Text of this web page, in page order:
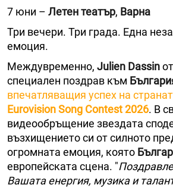
7 юни – Летен театър, Варна
Три вечери. Три града. Една
емоция.
Междувременно, Julien Dassin
специален поздрав към Българи
впечатляващия успех на
Eurovision Song Contest 2026. В
видеообръщение звездата
възхищението си от силното
огромната емоция, която
европейската сцена. "
Вашата енергия, музика и